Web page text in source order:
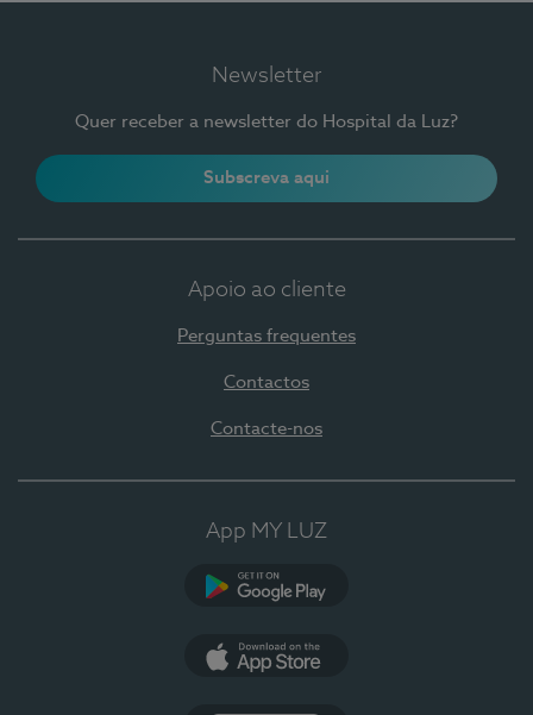
Newsletter
Quer receber a newsletter do Hospital da Luz?
Subscreva aqui
Apoio ao cliente
Perguntas frequentes
Contactos
Contacte-nos
App MY LUZ